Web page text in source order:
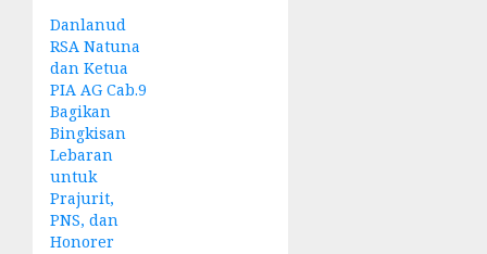
Danlanud
RSA Natuna
dan Ketua
PIA AG Cab.9
Bagikan
Bingkisan
Lebaran
untuk
Prajurit,
PNS, dan
Honorer